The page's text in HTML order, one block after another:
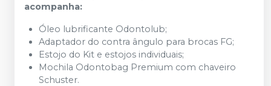
acompanha:
Óleo lubrificante Odontolub;
Adaptador do contra ângulo para brocas FG;
Estojo do Kit e estojos individuais;
Mochila Odontobag Premium com chaveiro
Schuster.